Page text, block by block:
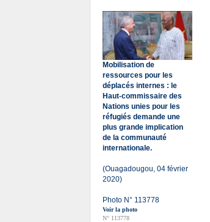
Mobilisation de
ressources pour les
déplacés internes : le
Haut-commissaire des
Nations unies pour les
réfugiés demande une
plus grande implication
de la communauté
internationale.
(Ouagadougou, 04 février
2020)
Photo N° 113778
Voir la photo
N° 113778